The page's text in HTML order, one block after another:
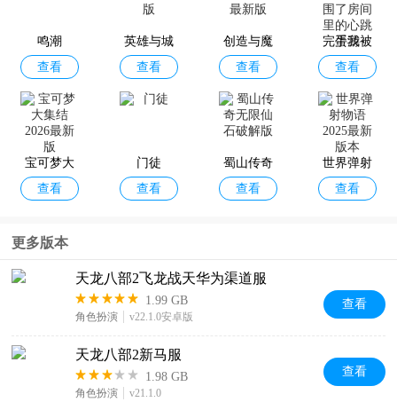
鸣潮
查看
英雄与城
堡0.1折版
查看
创造与魔
法2026最
新版
查看
完蛋我被
美女包围
了房间里
的心跳手
游
查看
宝可梦大
集结2026
查看
门徒
查看
蜀山传奇
无限仙石
查看
世界弹射
物语2025
查看
更多版本
天龙八部2飞龙战天华为渠道服
1.99 GB
角色扮演 v22.1.0安卓版
查看
天龙八部2新马服
1.98 GB
角色扮演 v21.1.0
查看